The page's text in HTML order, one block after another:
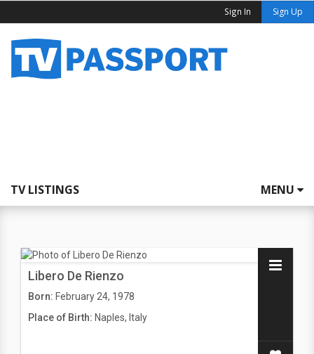
Sign In Sign Up
TV LISTINGS MENU
Libero De Rienzo
Born: February 24, 1978
Place of Birth: Naples, Italy